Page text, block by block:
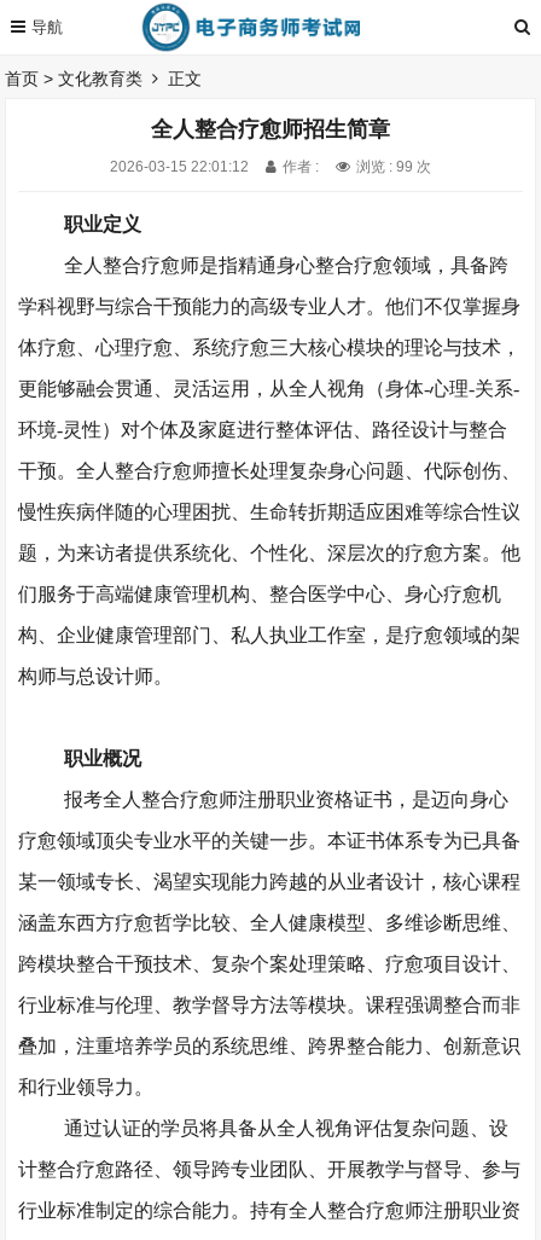
首页 >文化教育类 正文
全人整合疗愈师招生简章
2026-03-15 22:01:12 作者 : 浏览 : 99 次
职业定义
全人整合疗愈师是指精通身心整合疗愈领域，具备跨
学科视野与综合干预能力的高级专业人才。他们不仅掌握身
体疗愈、心理疗愈、系统疗愈三大核心模块的理论与技术，
更能够融会贯通、灵活运用，从全人视角（身体-心理-关系-
环境-灵性）对个体及家庭进行整体评估、路径设计与整合
干预。全人整合疗愈师擅长处理复杂身心问题、代际创伤、
慢性疾病伴随的心理困扰、生命转折期适应困难等综合性议
题，为来访者提供系统化、个性化、深层次的疗愈方案。他
们服务于高端健康管理机构、整合医学中心、身心疗愈机
构、企业健康管理部门、私人执业工作室，是疗愈领域的架
构师与总设计师。
职业概况
报考全人整合疗愈师注册职业资格证书，是迈向身心
疗愈领域顶尖专业水平的关键一步。本证书体系专为已具备
某一领域专长、渴望实现能力跨越的从业者设计，核心课程
涵盖东西方疗愈哲学比较、全人健康模型、多维诊断思维、
跨模块整合干预技术、复杂个案处理策略、疗愈项目设计、
行业标准与伦理、教学督导方法等模块。课程强调整合而非
叠加，注重培养学员的系统思维、跨界整合能力、创新意识
和行业领导力。
通过认证的学员将具备从全人视角评估复杂问题、设
计整合疗愈路径、领导跨专业团队、开展教学与督导、参与
行业标准制定的综合能力。持有全人整合疗愈师注册职业资